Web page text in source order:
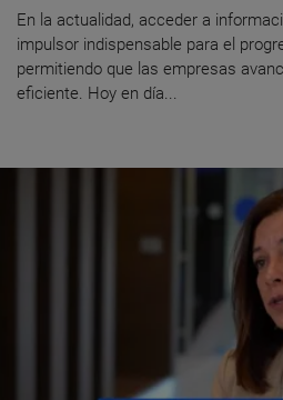
En la actualidad, acceder a
impulsor indispensable para el
permitiendo que las empresas
eficiente. Hoy en día...